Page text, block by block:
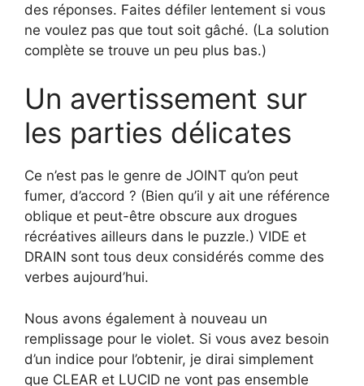
des réponses. Faites défiler lentement si vous
ne voulez pas que tout soit gâché. (La solution
complète se trouve un peu plus bas.)
Un avertissement sur
les parties délicates
Ce n’est pas le genre de JOINT qu’on peut
fumer, d’accord ? (Bien qu’il y ait une référence
oblique et peut-être obscure aux drogues
récréatives ailleurs dans le puzzle.) VIDE et
DRAIN sont tous deux considérés comme des
verbes aujourd’hui.
Nous avons également à nouveau un
remplissage pour le violet. Si vous avez besoin
d’un indice pour l’obtenir, je dirai simplement
que CLEAR et LUCID ne vont pas ensemble